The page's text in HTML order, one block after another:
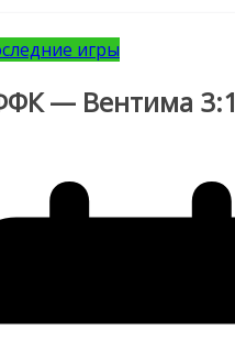
игры
— Вентима 3:1